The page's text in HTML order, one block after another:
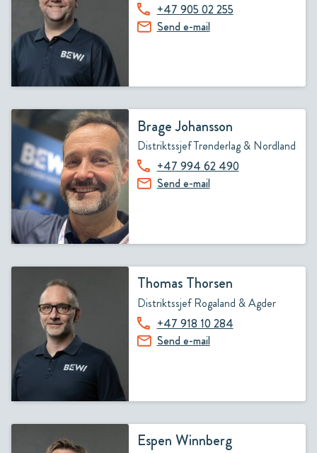
+47 905 02 255
Send e-mail
Brage Johansson
Distriktssjef Trønderlag & Nordland
+47 994 62 490
Send e-mail
Thomas Thorsen
Distriktssjef Rogaland & Agder
+47 918 10 284
Send e-mail
Espen Winnberg